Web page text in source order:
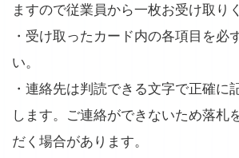
ますので従業員から一枚お受け取り
・受け取ったカード内の各項目を必
い。
・連絡先は判読できる文字で正確に
します。ご連絡ができないため落札
だく場合があります。